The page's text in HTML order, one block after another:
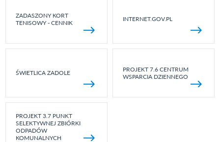
ZADASZONY KORT
TENISOWY - CENNIK
INTERNET.GOV.PL
ŚWIETLICA ZADOLE
PROJEKT 7.6 CENTRUM
WSPARCIA DZIENNEGO
PROJEKT 3.7 PUNKT
SELEKTYWNEJ ZBIÓRKI
ODPADÓW
KOMUNALNYCH